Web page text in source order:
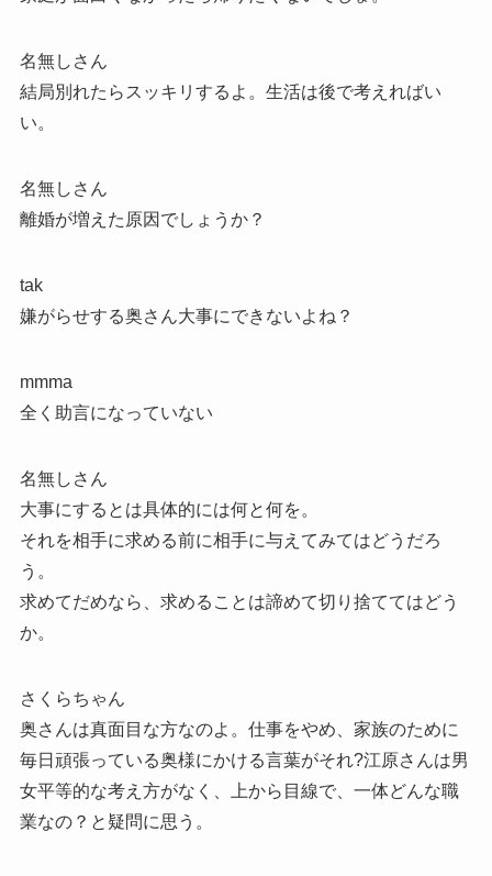
名無しさん
結局別れたらスッキリするよ。生活は後で考えればい
い。
名無しさん
離婚が増えた原因でしょうか？
tak
嫌がらせする奥さん大事にできないよね？
mmma
全く助言になっていない
名無しさん
大事にするとは具体的には何と何を。
それを相手に求める前に相手に与えてみてはどうだろ
う。
求めてだめなら、求めることは諦めて切り捨ててはどう
か。
さくらちゃん
奥さんは真面目な方なのよ。仕事をやめ、家族のために
毎日頑張っている奥様にかける言葉がそれ?江原さんは男
女平等的な考え方がなく、上から目線で、一体どんな職
業なの？と疑問に思う。